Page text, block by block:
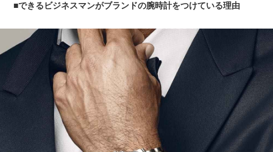
■できるビジネスマンがブランドの腕時計をつけている理由